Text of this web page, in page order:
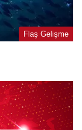
Flaş Gelişme